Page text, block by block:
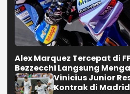
Alex Marquez Tercepat di
Bezzecchi Langsung
Vinicius Junior
Kontrak di Madrid